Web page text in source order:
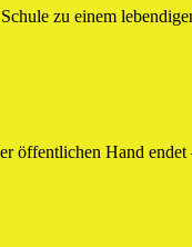
zu einem
öffentlichen Hand endet